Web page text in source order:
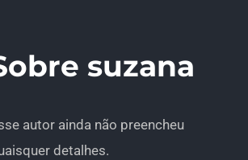
suzana
autor ainda não preencheu
detalhes.